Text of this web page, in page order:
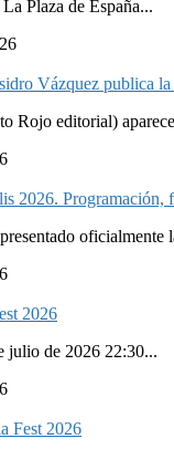
Plaza de España...
Vázquez publica
editorial)
2026. Programación,
oficialmente
2026
julio de 2026 22:30...
Fest 2026